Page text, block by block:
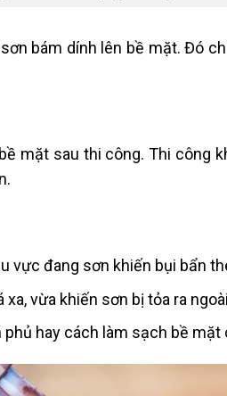
bám dính lên bề mặt. Đó
mặt sau thi công. Thi công
vực đang sơn khiến bụi bẩn
vừa khiến sơn bị tỏa ra
hay cách làm sạch bề